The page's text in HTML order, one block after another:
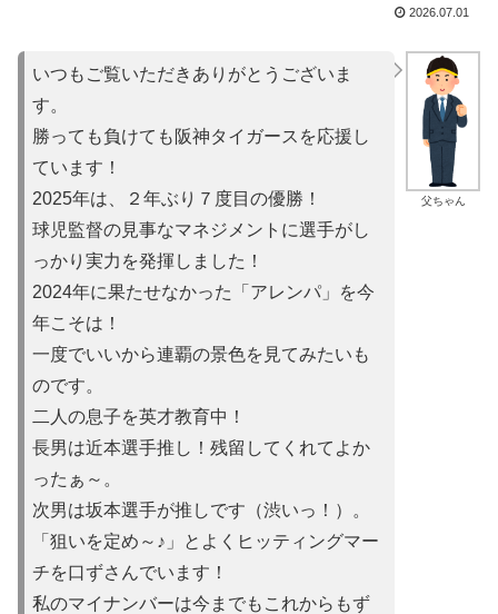
2026.07.01
父ちゃん
いつもご覧いただきありがとうございま
す。
勝っても負けても阪神タイガースを応援し
ています！
2025年は、２年ぶり７度目の優勝！
球児監督の見事なマネジメントに選手がし
っかり実力を発揮しました！
2024年に果たせなかった「アレンパ」を今
年こそは！
一度でいいから連覇の景色を見てみたいも
のです。
二人の息子を英才教育中！
長男は近本選手推し！残留してくれてよか
ったぁ～。
次男は坂本選手が推しです（渋いっ！）。
「狙いを定め～♪」とよくヒッティングマー
チを口ずさんでいます！
私のマイナンバーは今までもこれからもず